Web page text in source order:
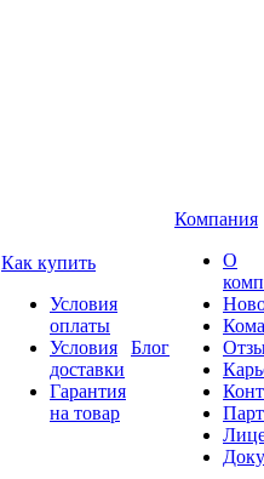
Как купить
Условия
оплаты
Условия
доставки
Гарантия
на товар
Блог
Компания
О